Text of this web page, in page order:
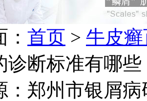
首页 > 牛皮
诊断标准有哪些
：郑州市银屑